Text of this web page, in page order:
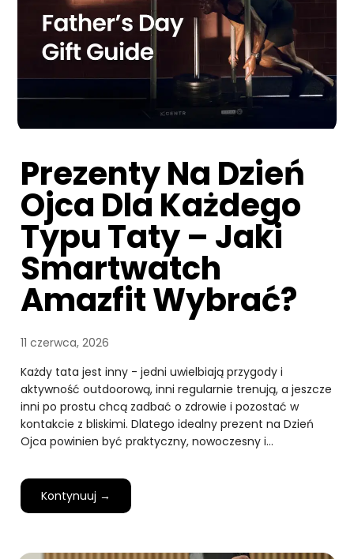
Prezenty Na Dzień
Ojca Dla Każdego
Typu Taty – Jaki
Smartwatch
Amazfit Wybrać?
11 czerwca, 2026
Każdy tata jest inny - jedni uwielbiają przygody i
aktywność outdoorową, inni regularnie trenują, a jeszcze
inni po prostu chcą zadbać o zdrowie i pozostać w
kontakcie z bliskimi. Dlatego idealny prezent na Dzień
Ojca powinien być praktyczny, nowoczesny i…
Kontynuuj →